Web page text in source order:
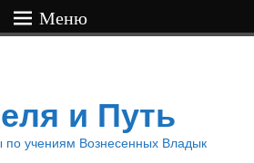
Меню
и Путь
учениям Вознесенных Владык